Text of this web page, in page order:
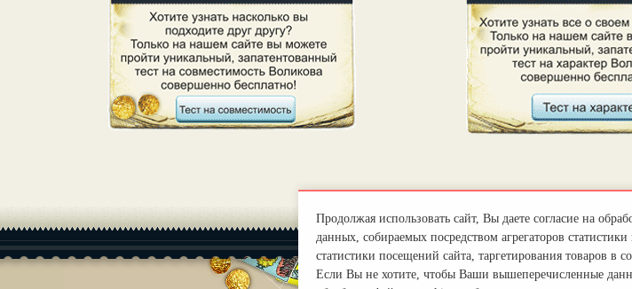
Продолжая использовать сайт, Вы даете согласие на
данных, собираемых посредством агрегаторов
статистики посещений сайта, таргетирования товаров в
Если Вы не хотите, чтобы Ваши вышеперечисленные